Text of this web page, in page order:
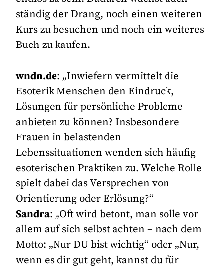
ständig der Drang, noch einen weiteren
Kurs zu besuchen und noch ein weiteres
Buch zu kaufen.
wndn.de: „Inwiefern vermittelt die
Esoterik Menschen den Eindruck,
Lösungen für persönliche Probleme
anbieten zu können? Insbesondere
Frauen in belastenden
Lebenssituationen wenden sich häufig
esoterischen Praktiken zu. Welche Rolle
spielt dabei das Versprechen von
Orientierung oder Erlösung?“
Sandra: „Oft wird betont, man solle vor
allem auf sich selbst achten – nach dem
Motto: „Nur DU bist wichtig“ oder „Nur,
wenn es dir gut geht, kannst du für